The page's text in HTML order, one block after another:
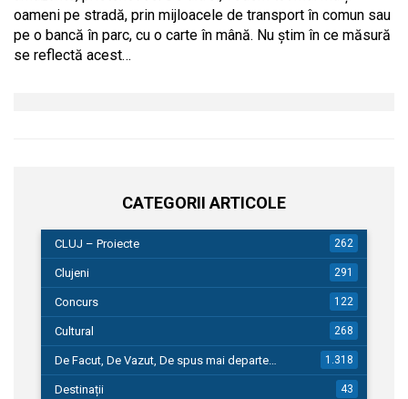
oameni pe stradă, prin mijloacele de transport în comun sau
pe o bancă în parc, cu o carte în mână. Nu știm în ce măsură
se reflectă acest…
CATEGORII ARTICOLE
CLUJ – Proiecte 262
Clujeni 291
Concurs 122
Cultural 268
De Facut, De Vazut, De spus mai departe… 1.318
Destinații 43